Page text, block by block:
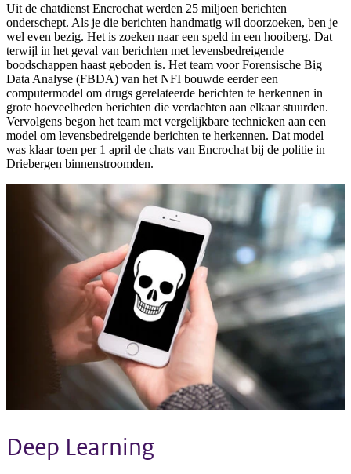
Uit de chatdienst Encrochat werden 25 miljoen berichten
onderschept. Als je die berichten handmatig wil doorzoeken, ben je
wel even bezig. Het is zoeken naar een speld in een hooiberg. Dat
terwijl in het geval van berichten met levensbedreigende
boodschappen haast geboden is. Het team voor Forensische Big
Data Analyse (FBDA) van het NFI bouwde eerder een
computermodel om drugs gerelateerde berichten te herkennen in
grote hoeveelheden berichten die verdachten aan elkaar stuurden.
Vervolgens begon het team met vergelijkbare technieken aan een
model om levensbedreigende berichten te herkennen. Dat model
was klaar toen per 1 april de chats van Encrochat bij de politie in
Driebergen binnenstroomden.
Deep Learning